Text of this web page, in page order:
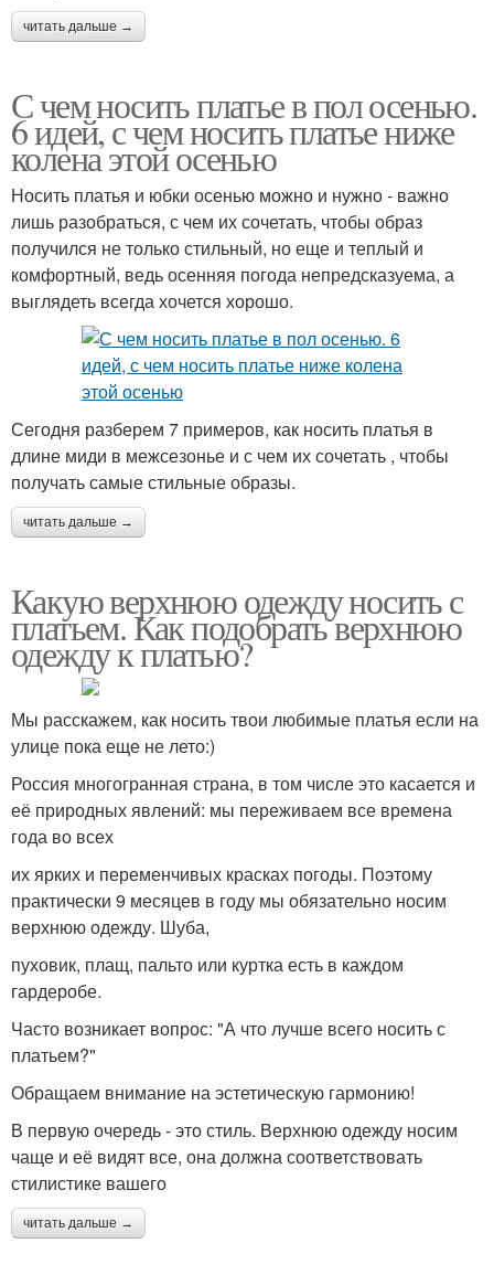
читать дальше →
С чем носить платье в пол осенью.
6 идей, с чем носить платье ниже
колена этой осенью
Носить платья и юбки осенью можно и нужно - важно
лишь разобраться, с чем их сочетать, чтобы образ
получился не только стильный, но еще и теплый и
комфортный, ведь осенняя погода непредсказуема, а
выглядеть всегда хочется хорошо.
Сегодня разберем 7 примеров, как носить платья в
длине миди в межсезонье и с чем их сочетать , чтобы
получать самые стильные образы.
читать дальше →
Какую верхнюю одежду носить с
платьем. Как подобрать верхнюю
одежду к платью?
Мы расскажем, как носить твои любимые платья если на
улице пока еще не лето:)
Россия многогранная страна, в том числе это касается и
её природных явлений: мы переживаем все времена
года во всех
их ярких и переменчивых красках погоды. Поэтому
практически 9 месяцев в году мы обязательно носим
верхнюю одежду. Шуба,
пуховик, плащ, пальто или куртка есть в каждом
гардеробе.
Часто возникает вопрос: "А что лучше всего носить с
платьем?"
Обращаем внимание на эстетическую гармонию!
В первую очередь - это стиль. Верхнюю одежду носим
чаще и её видят все, она должна соответствовать
стилистике вашего
читать дальше →